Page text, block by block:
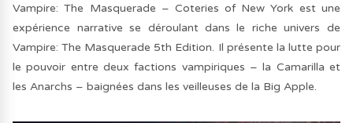
Vampire: The Masquerade – Coteries of New York est une
expérience narrative se déroulant dans le riche univers de
Vampire: The Masquerade 5th Edition. Il présente la lutte pour
le pouvoir entre deux factions vampiriques – la Camarilla et
les Anarchs – baignées dans les veilleuses de la Big Apple.